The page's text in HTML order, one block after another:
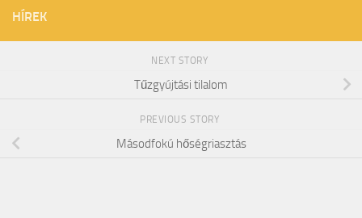
HÍREK
NEXT STORY
Tűzgyújtási tilalom
PREVIOUS STORY
Másodfokú hőségriasztás